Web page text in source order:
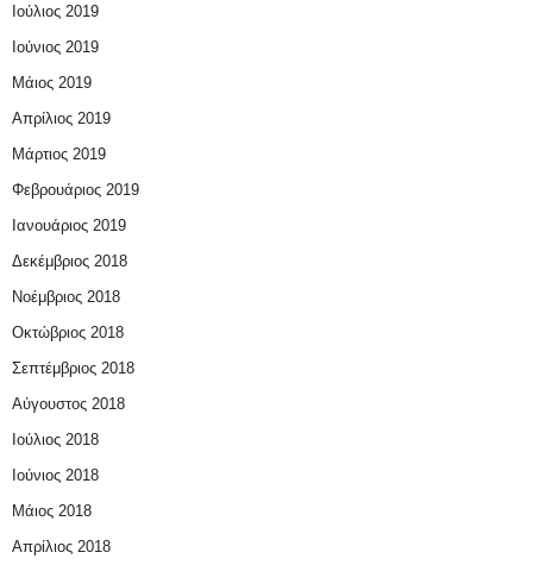
Ιούλιος 2019
Ιούνιος 2019
Μάιος 2019
Απρίλιος 2019
Μάρτιος 2019
Φεβρουάριος 2019
Ιανουάριος 2019
Δεκέμβριος 2018
Νοέμβριος 2018
Οκτώβριος 2018
Σεπτέμβριος 2018
Αύγουστος 2018
Ιούλιος 2018
Ιούνιος 2018
Μάιος 2018
Απρίλιος 2018